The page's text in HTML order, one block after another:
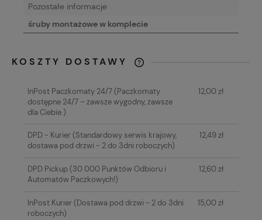
Pozostałe informacje
śruby montażowe w komplecie
KOSZTY DOSTAWY
KOSZTÓW PŁATNOŚCI
InPost Paczkomaty 24/7(Paczkomaty
dostępne 24/7 – zawsze wygodny, zawsze
dla Ciebie.)
12,00 zł
DPD - Kurier(Standardowy serwis krajowy,
dostawa pod drzwi - 2 do 3dni roboczych)
12,49 zł
DPD Pickup(30 000 Punktów Odbioru i
Automatów Paczkowych!)
12,60 zł
InPost Kurier(Dostawa pod drzwi - 2 do 3dni
roboczych)
15,00 zł